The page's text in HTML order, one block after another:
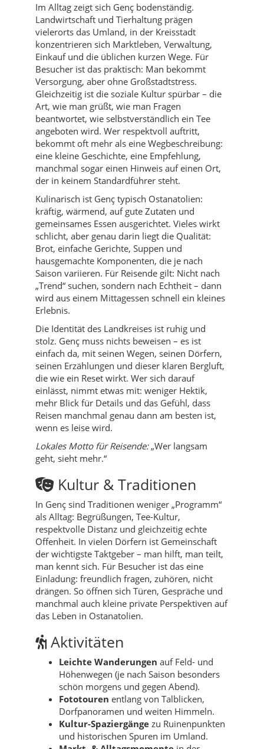
Im Alltag zeigt sich Genç bodenständig.
Landwirtschaft und Tierhaltung prägen
vielerorts das Umland, in der Kreisstadt
konzentrieren sich Marktleben, Verwaltung,
Einkauf und die üblichen kurzen Wege. Für
Besucher ist das praktisch: Man bekommt
Versorgung, aber ohne Großstadtstress.
Gleichzeitig ist die soziale Kultur spürbar – die
Art, wie man grüßt, wie man Fragen
beantwortet, wie selbstverständlich ein Tee
angeboten wird. Wer respektvoll auftritt,
bekommt oft mehr als eine Wegbeschreibung:
eine kleine Geschichte, eine Empfehlung,
manchmal sogar einen Hinweis auf einen Ort,
der in keinem Standardführer steht.
Kulinarisch ist Genç typisch Ostanatolien:
kräftig, wärmend, auf gute Zutaten und
gemeinsames Essen ausgerichtet. Vieles wirkt
schlicht, aber genau darin liegt die Qualität:
Brot, einfache Gerichte, Suppen und
hausgemachte Komponenten, die je nach
Saison variieren. Für Reisende gilt: Nicht nach
„Trend“ suchen, sondern nach Echtheit – dann
wird aus einem Mittagessen schnell ein kleines
Erlebnis.
Die Identität des Landkreises ist ruhig und
stolz. Genç muss nichts beweisen – es ist
einfach da, mit seinen Wegen, seinen Dörfern,
seinen Erzählungen und dieser klaren Bergluft,
die wie ein Reset wirkt. Wer sich darauf
einlässt, nimmt etwas mit: weniger Hektik,
mehr Blick für Details und das Gefühl, dass
Reisen manchmal genau dann am besten ist,
wenn es leise wird.
Lokales Motto für Reisende:„Wer langsam
geht, sieht mehr.“
Kultur & Traditionen
In Genç sind Traditionen weniger „Programm“
als Alltag: Begrüßungen, Tee-Kultur,
respektvolle Distanz und gleichzeitig echte
Offenheit. In vielen Dörfern ist Gemeinschaft
der wichtigste Taktgeber – man hilft, man teilt,
man kennt sich. Für Besucher ist das eine
Einladung: freundlich fragen, zuhören, nicht
drängen. So öffnen sich Türen, Gespräche und
manchmal auch kleine private Perspektiven auf
das Leben in Ostanatolien.
Aktivitäten
Leichte Wanderungen auf Feld- und
Höhenwegen (je nach Saison besonders
schön morgens und gegen Abend).
Fototouren entlang von Talblicken,
Dorfpanoramen und weiten Himmeln.
Kultur-Spaziergänge zu Ruinenpunkten
und historischen Spuren im Umland.